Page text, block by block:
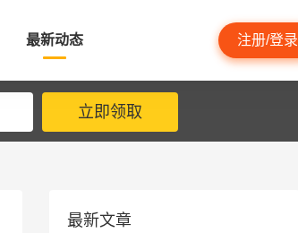
最新动态 注册/登录
立即领取
最新文章